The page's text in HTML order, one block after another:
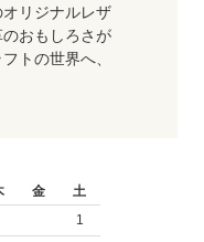
リジナルレザ
おもしろさが
トの世界へ、
金
土
1